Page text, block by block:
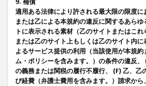
9. 補償
適用ある法律により許される最大限の限度
または乙による本規約の違反に関するあら
トに表示される素材（乙のサイトまたはこ
または乙のサイト上もしくは乙のサイト内
よるサービス提供の利用（当該使用が本規
ム・ポリシーを含みます。）の条件の違反
の義務または関税の履行不履行、 (F) 乙、
び経費（弁護士費用を含みます。）請求か